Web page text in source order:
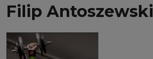
Filip Antoszewski